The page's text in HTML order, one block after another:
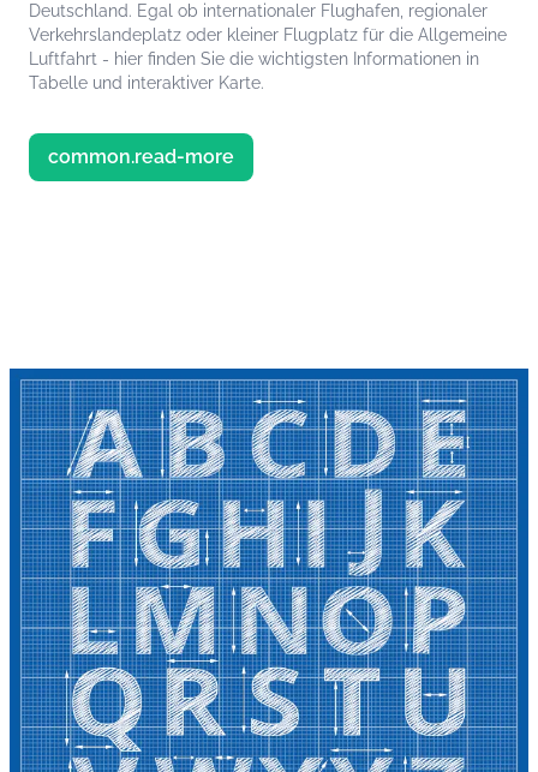
Deutschland. Egal ob internationaler Flughafen, regionaler
Verkehrslandeplatz oder kleiner Flugplatz für die Allgemeine
Luftfahrt - hier finden Sie die wichtigsten Informationen in
Tabelle und interaktiver Karte.
common.read-more